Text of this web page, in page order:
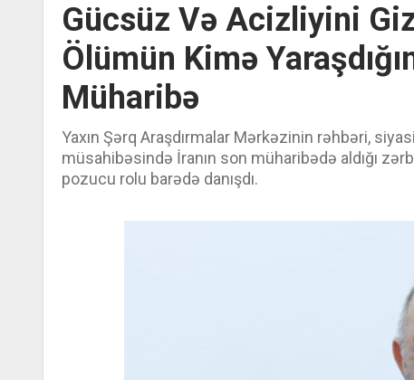
Gücsüz Və Acizliyini
Ölümün Kimə
Müharibə
Yaxın Şərq Araşdırmalar Mərkəzinin rəhbəri,
müsahibəsində İranın son müharibədə aldığı
pozucu rolu barədə danışdı.